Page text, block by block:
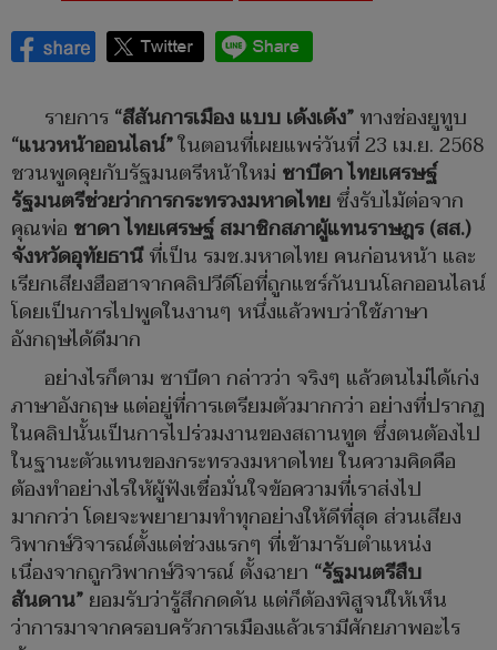
รายการ“สีสันการเมือง แบบ เด้งเด้ง”ทางช่องยูทูบ
“แนวหน้าออนไลน์”ในตอนที่เผยแพร่วันที่ 23 เม.ย. 2568
ชวนพูดคุยกับรัฐมนตรีหน้าใหม่ ซาบีดา ไทยเศรษฐ์
รัฐมนตรีช่วยว่าการกระทรวงมหาดไทยซึ่งรับไม้ต่อจาก
คุณพ่อ ชาดา ไทยเศรษฐ์ สมาชิกสภาผู้แทนราษฎร (สส.)
จังหวัดอุทัยธานีที่เป็น รมช.มหาดไทย คนก่อนหน้า และ
เรียกเสียงฮือฮาจากคลิปวีดีโอที่ถูกแชร์กันบนโลกออนไลน์
โดยเป็นการไปพูดในงานๆ หนึ่งแล้วพบว่าใช้ภาษา
อังกฤษได้ดีมาก
อย่างไรก็ตาม ซาบีดา กล่าวว่า จริงๆ แล้วตนไม่ได้เก่ง
ภาษาอังกฤษ แต่อยู่ที่การเตรียมตัวมากกว่า อย่างที่ปรากฏ
ในคลิปนั้นเป็นการไปร่วมงานของสถานทูต ซึ่งตนต้องไป
ในฐานะตัวแทนของกระทรวงมหาดไทย ในความคิดคือ
ต้องทำอย่างไรให้ผู้ฟังเชื่อมั่นใจข้อความที่เราส่งไป
มากกว่า โดยจะพยายามทำทุกอย่างให้ดีที่สุด ส่วนเสียง
วิพากษ์วิจารณ์ตั้งแต่ช่วงแรกๆ ที่เข้ามารับตำแหน่ง
เนื่องจากถูกวิพากษ์วิจารณ์ ตั้งฉายา “รัฐมนตรีสืบ
สันดาน”ยอมรับว่ารู้สึกกดดัน แต่ก็ต้องพิสูจน์ให้เห็น
ว่าการมาจากครอบครัวการเมืองแล้วเรามีศักยภาพอะไร